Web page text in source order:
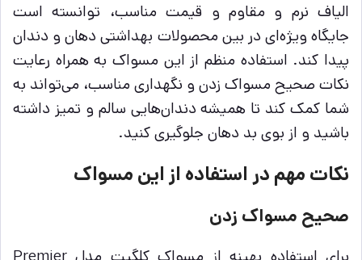
الیاف نرم و مقاوم و قیمت مناسب، توانسته است
جایگاه ویژه‌ای در بین محصولات بهداشتی دهان و دندان
پیدا کند. استفاده منظم از این مسواک به همراه رعایت
نکات صحیح مسواک زدن و نگهداری مناسب، می‌تواند به
شما کمک کند تا همیشه دندان‌هایی سالم و تمیز داشته
باشید و از بوی بد دهان جلوگیری کنید.
نکات مهم در استفاده از این مسواک
صحیح مسواک زدن